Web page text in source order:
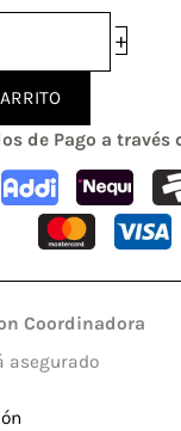
+
de Pago a través
Coordinadora
asegurado